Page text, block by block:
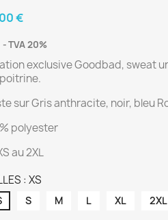
€
TVA 20%
exclusive Goodbad, sweat
sur Gris anthracite, noir, bleu
polyester
au 2XL
: XS
S M L XL 2XL